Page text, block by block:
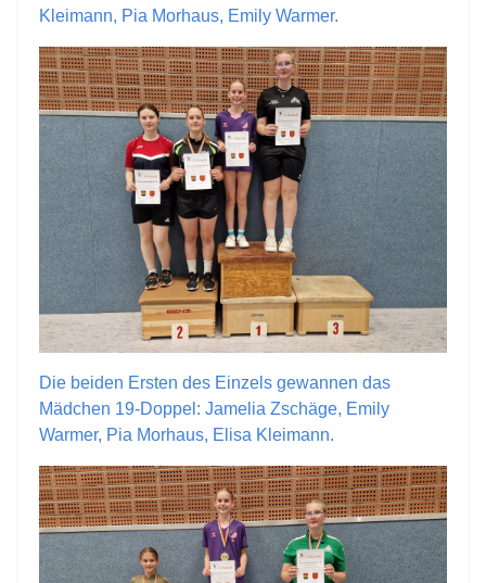
Kleimann, Pia Morhaus, Emily Warmer.
Die beiden Ersten des Einzels gewannen das
Mädchen 19-Doppel: Jamelia Zschäge, Emily
Warmer, Pia Morhaus, Elisa Kleimann.